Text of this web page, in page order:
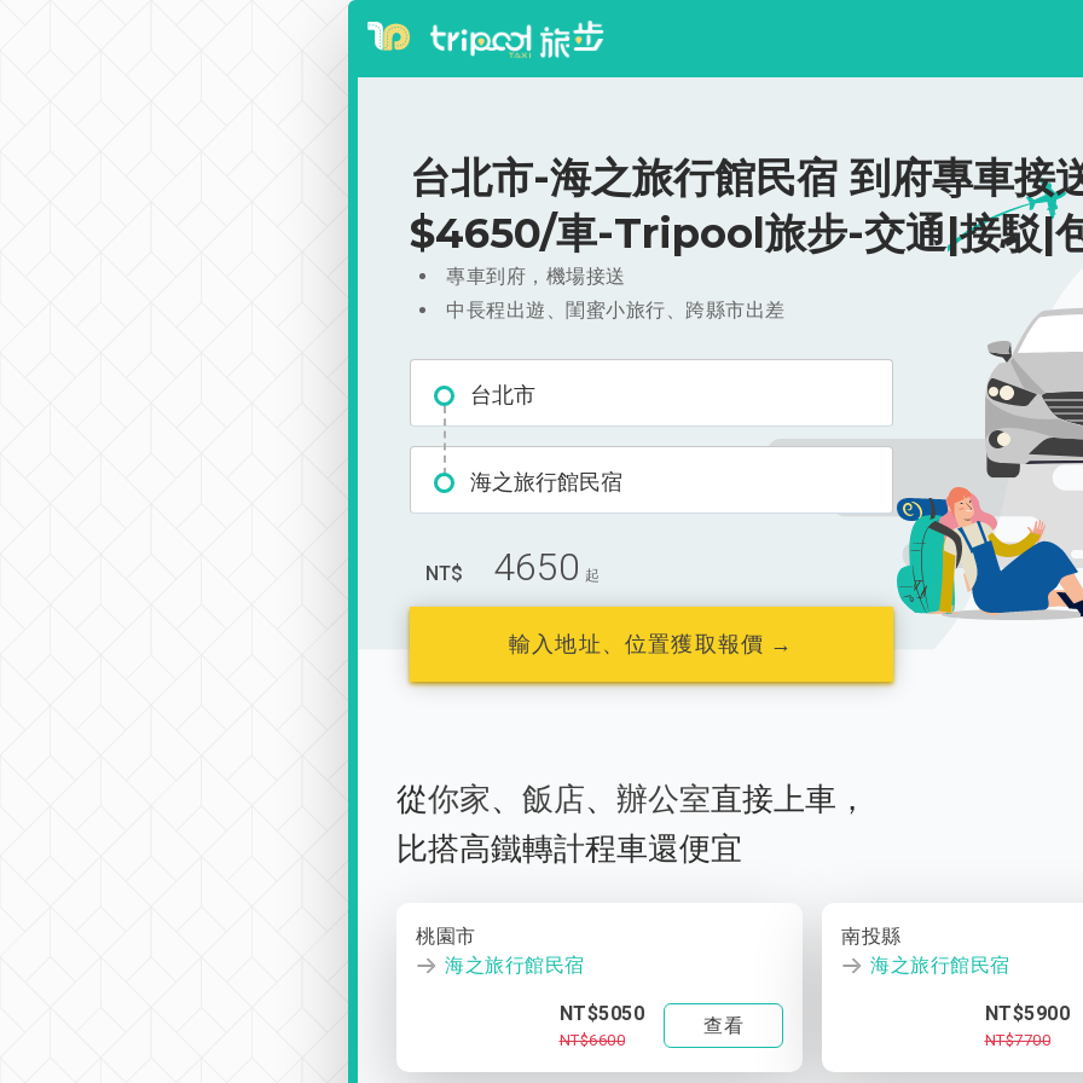
台北市-海之旅行館民宿 到府專車接
$4650/車-Tripool旅步-交通|接駁|
專車到府，機場接送
中長程出遊、閨蜜小旅行、跨縣市出差
台北市
海之旅行館民宿
NT$ 4650 起
輸入地址、位置獲取報價 →
從你家、 飯店、 辦公室直接上車，
比搭高鐵轉計程車還便宜
桃園市
海之旅行館民宿
NT$5050
NT$6600
查看
南投縣
海之旅行館民宿
NT$5900
NT$7700